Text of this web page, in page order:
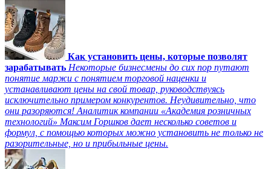
Как установить цены, которые позволят
зарабатывать Некоторые бизнесмены до сих пор путают
понятие маржи с понятием торговой наценки и
устанавливают цены на свой товар, руководствуясь
исключительно примером конкурентов. Неудивительно, что
они разоряются! Аналитик компании «Академия розничных
технологий» Максим Горшков дает несколько советов и
формул, с помощью которых можно установить не только не
разорительные, но и прибыльные цены.